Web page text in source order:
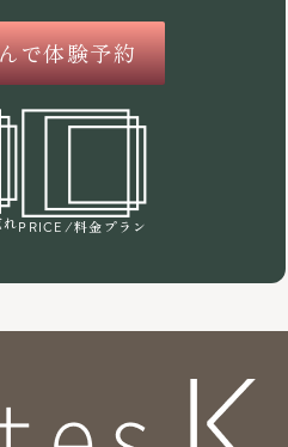
で体験予約
PRICE /料金プラン